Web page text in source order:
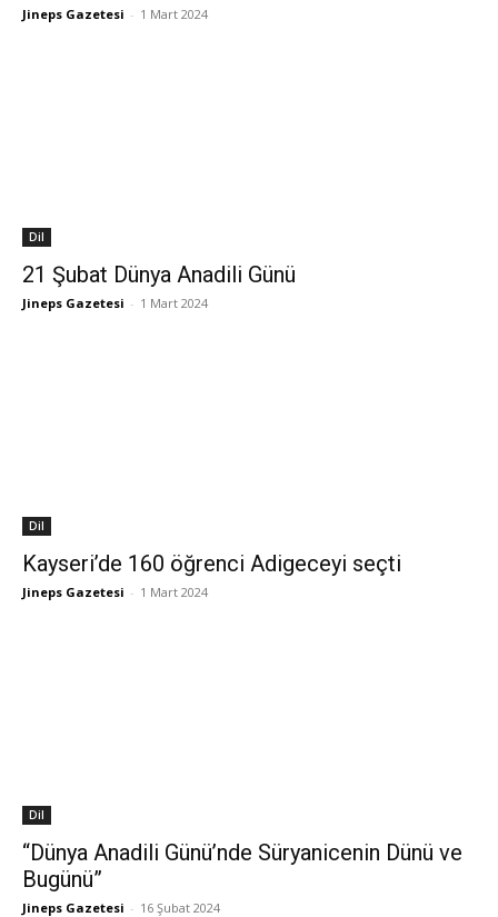
Jineps Gazetesi - 1 Mart 2024
Dil
21 Şubat Dünya Anadili Günü
Jineps Gazetesi - 1 Mart 2024
Dil
Kayseri’de 160 öğrenci Adigeceyi seçti
Jineps Gazetesi - 1 Mart 2024
Dil
“Dünya Anadili Günü’nde Süryanicenin Dünü ve
Bugünü”
Jineps Gazetesi - 16 Şubat 2024